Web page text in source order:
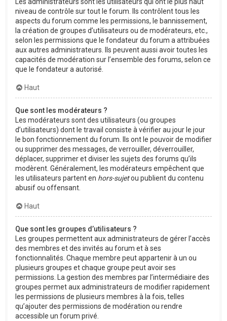
niveau de contrôle sur tout le forum. Ils contrôlent tous les
aspects du forum comme les permissions, le bannissement,
la création de groupes d’utilisateurs ou de modérateurs, etc.,
selon les permissions que le fondateur du forum a attribuées
aux autres administrateurs. Ils peuvent aussi avoir toutes les
capacités de modération sur l’ensemble des forums, selon ce
que le fondateur a autorisé.
Haut
Que sont les modérateurs ?
Les modérateurs sont des utilisateurs (ou groupes
d’utilisateurs) dont le travail consiste à vérifier au jour le jour
le bon fonctionnement du forum. Ils ont le pouvoir de modifier
ou supprimer des messages, de verrouiller, déverrouiller,
déplacer, supprimer et diviser les sujets des forums qu’ils
modèrent. Généralement, les modérateurs empêchent que
les utilisateurs partent en hors-sujetou publient du contenu
abusif ou offensant.
Haut
Que sont les groupes d’utilisateurs ?
Les groupes permettent aux administrateurs de gérer l’accès
des membres et des invités au forum et à ses
fonctionnalités. Chaque membre peut appartenir à un ou
plusieurs groupes et chaque groupe peut avoir ses
permissions. La gestion des membres par l’intermédiaire des
groupes permet aux administrateurs de modifier rapidement
les permissions de plusieurs membres à la fois, telles
qu’ajouter des permissions de modération ou rendre
accessible un forum privé.